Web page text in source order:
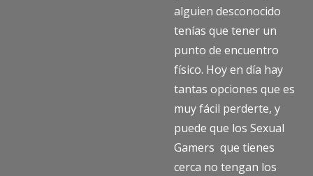
alguien desconocido
tenías que tener un
punto de encuentro
físico. Hoy en día hay
tantas opciones que es
muy fácil perderte, y
puede que los Sexual
Gamers que tienes
cerca no tengan los